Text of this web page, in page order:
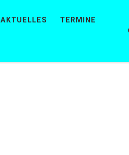
AKTUELLES TERMINE